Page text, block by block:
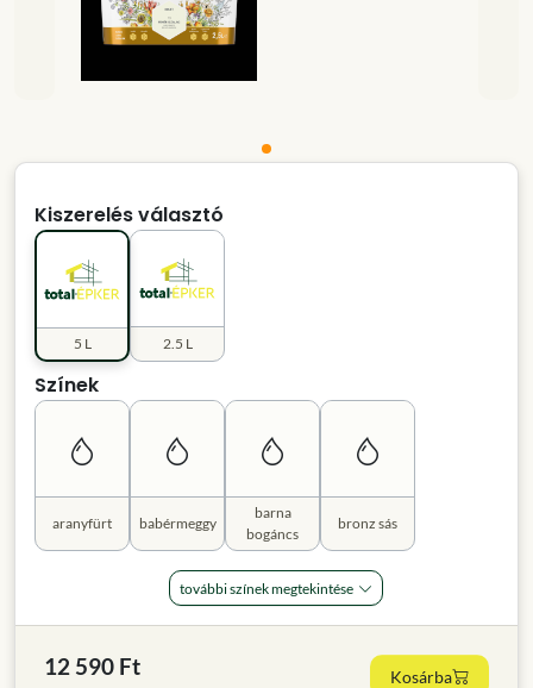
Kiszerelés választó
2.5 L
5 L
Színek
aranyfürt babérmeggy
barna
bogáncs
bronz sás
további színek megtekintése
12 590 Ft Kosárba